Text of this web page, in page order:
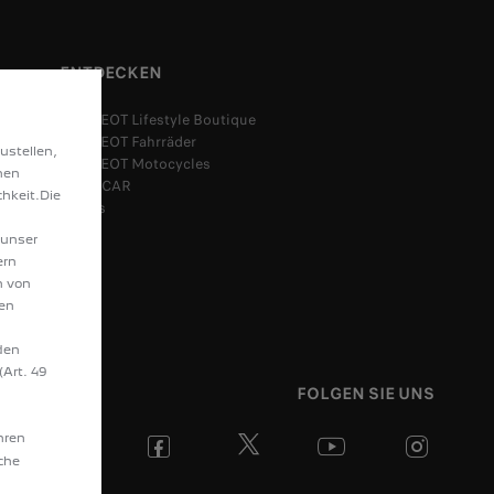
ENTDECKEN
PEUGEOT Lifestyle Boutique
PEUGEOT Fahrräder
PEUGEOT Motocycles
SPOTICAR
Leasys
FOLGEN SIE UNS
von
49